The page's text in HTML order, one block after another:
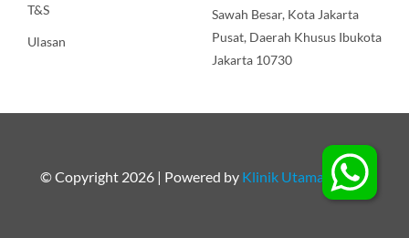
T&S
Ulasan
Sawah Besar, Kota Jakarta
Pusat, Daerah Khusus Ibukota
Jakarta 10730
© Copyright 2026 | Powered by Klinik Utama Apollo